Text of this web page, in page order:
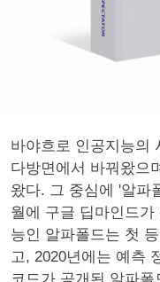
바야흐로 인공지능의
다방면에서 바꿔왔으
왔다. 그 중심에 '알파
월에 구글 딥마인드
능인 알파폴드는 첫
고, 2020년에는 예측